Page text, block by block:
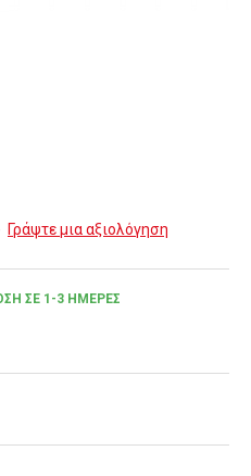
Γράψτε μια αξιολόγηση
ΣΕ 1-3 ΗΜΈΡΕΣ